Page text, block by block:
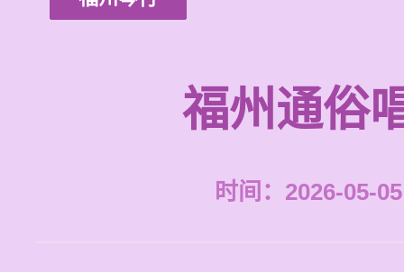
福州通俗
时间：2026-05-